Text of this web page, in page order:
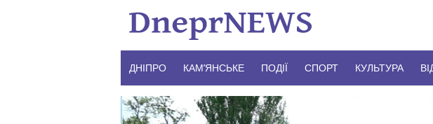
ДНІПРО КАМ’ЯНСЬКЕ ПОДІЇ СПОРТ КУЛЬТУРА